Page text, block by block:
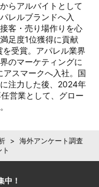
らアルバイトとして
レルブランドへ入
客・売り場作りを心
足度1位獲得に貢献
を受賞。アパレル業界
のマーケティングに
スマークへ入社。国
注力した後、2024年
営業として、グロー
> 海外アンケート調査
中！